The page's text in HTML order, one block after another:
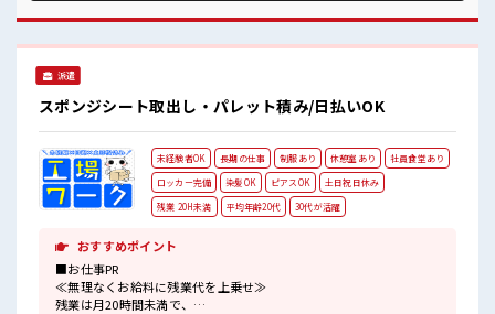
おう！ 残業多め！ 稼ぎたい方は必見！
派遣
スポンジシート取出し・パレット積み/日払いOK
未経験者OK 長期の仕事 制服あり 休憩室あり
社員食堂あり
ロッカー完備
染髪OK ピアスOK
土日祝日休み
残業 20H未満
平均年齢20代 30代が活躍
おすすめポイント
■お仕事PR
≪無理なくお給料に残業代を上乗せ≫
残業は月20時間未満で、